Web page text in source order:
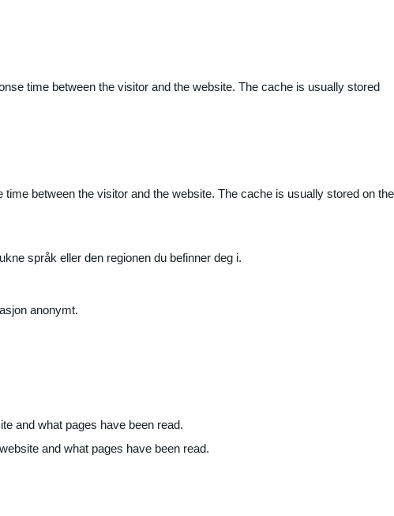
time between the visitor and the website. The cache is usually stored
between the visitor and the website. The cache is usually stored on the
språk eller den regionen du befinner deg i.
anonymt.
and what pages have been read.
and what pages have been read.